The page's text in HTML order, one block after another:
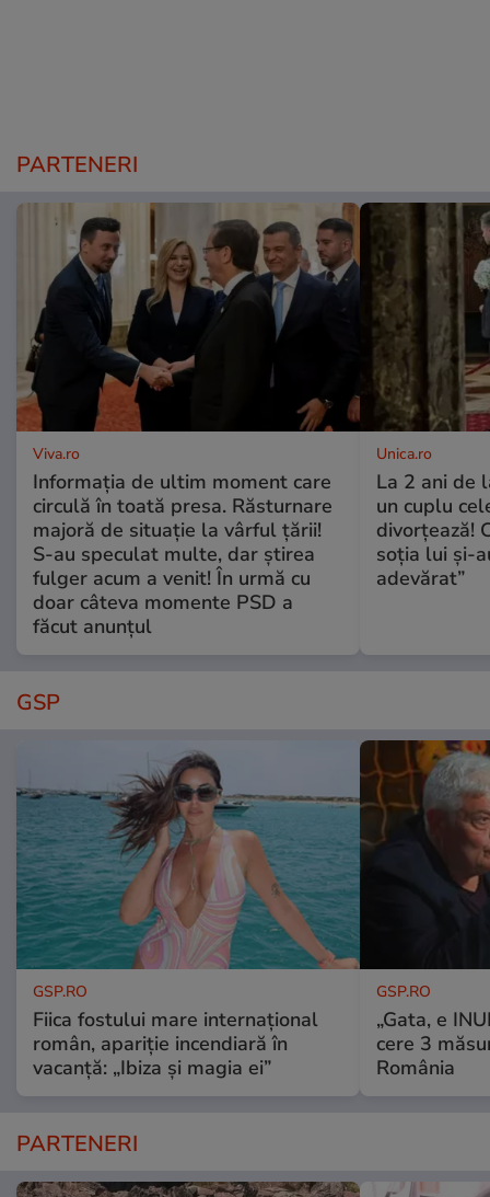
PARTENERI
Viva.ro
Informația de ultim moment care
circulă în toată presa. Răsturnare
majoră de situație la vârful țării!
S-au speculat multe, dar știrea
fulger acum a venit! În urmă cu
doar câteva momente PSD a
făcut anunțul
Unica.ro
La 2 ani de
un cuplu
divorțează!
soția lui și-
adevărat”
GSP
GSP.RO
Fiica fostului mare internațional
român, apariție incendiară în
vacanță: „Ibiza și magia ei”
GSP.RO
„Gata, e
cere 3
România
PARTENERI